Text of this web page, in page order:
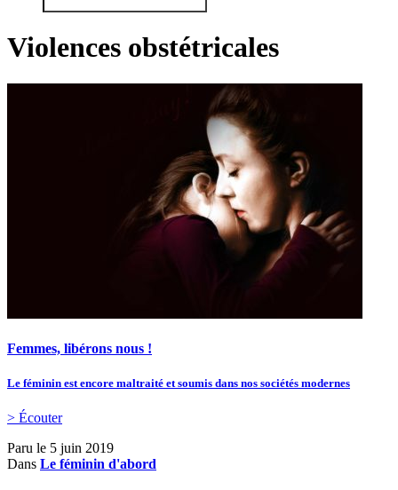
Violences obstétricales
Femmes, libérons nous !
Le féminin est encore maltraité et soumis dans nos sociétés modernes
> Écouter
Paru le 5 juin 2019
Dans Le féminin d'abord